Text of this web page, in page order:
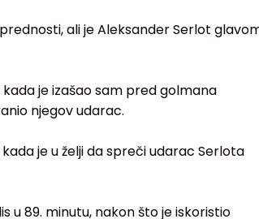
ali je Aleksander Serlot
kada je izašao sam pred golmana
njegov udarac.
je u želji da spreči udarac Serlota
u 89. minutu, nakon što je iskoristio